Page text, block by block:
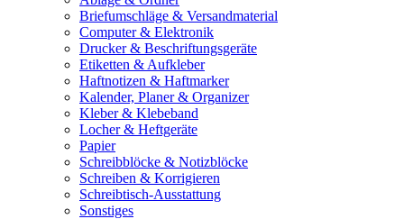
Briefumschläge & Versandmaterial
Computer & Elektronik
Drucker & Beschriftungsgeräte
Etiketten & Aufkleber
Haftnotizen & Haftmarker
Kalender, Planer & Organizer
Kleber & Klebeband
Locher & Heftgeräte
Papier
Schreibblöcke & Notizblöcke
Schreiben & Korrigieren
Schreibtisch-Ausstattung
Sonstiges